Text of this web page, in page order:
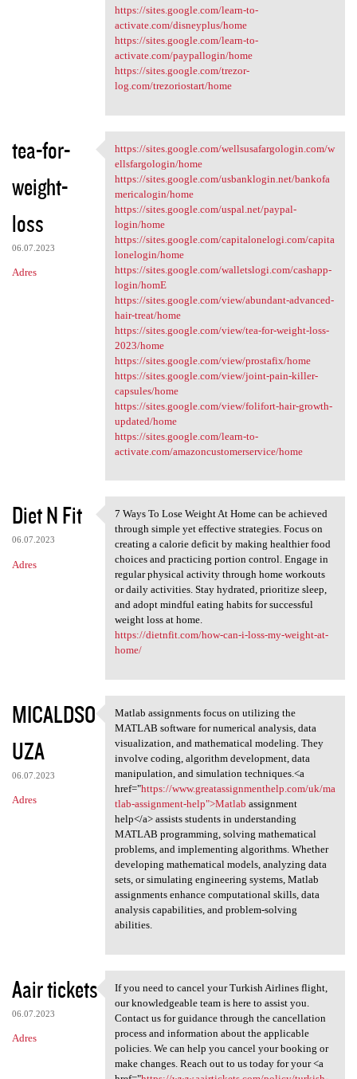
https://sites.google.com/learn-to-
activate.com/disneyplus/home
https://sites.google.com/learn-to-
activate.com/paypallogin/home
https://sites.google.com/trezor-
log.com/trezoriostart/home
tea-for-
weight-
loss
06.07.2023
Adres
https://sites.google.com
https://sites.google.com/wellsusafargologin.com/w
ellsfargologin/home
https://sites.google.com/usbanklogin.net/bankofa
mericalogin/home
https://sites.google.com/uspal.net/paypal-
login/home
https://sites.google.com/capitalonelogi.com/capita
lonelogin/home
https://sites.google.com/walletslogi.com/cashapp-
login/homE
https://sites.google.com/view/abundant-advanced-
hair-treat/home
https://sites.google.com/view/tea-for-weight-loss-
2023/home
https://sites.google.com/view/prostafix/home
https://sites.google.com/view/joint-pain-killer-
capsules/home
https://sites.google.com/view/folifort-hair-growth-
updated/home
https://sites.google.com/learn-to-
activate.com/amazoncustomerservice/home
Diet N Fit
06.07.2023
Adres
7 Ways To Lose Weight At Home
7 Ways To Lose Weight At Home can be achieved
through simple yet effective strategies. Focus on
creating a calorie deficit by making healthier food
choices and practicing portion control. Engage in
regular physical activity through home workouts
or daily activities. Stay hydrated, prioritize sleep,
and adopt mindful eating habits for successful
weight loss at home.
https://dietnfit.com/how-can-i-loss-my-weight-at-
home/
MICALDSO
UZA
06.07.2023
Adres
Matlab assignments focus on
Matlab assignments focus on utilizing the
MATLAB software for numerical analysis, data
visualization, and mathematical modeling. They
involve coding, algorithm development, data
manipulation, and simulation techniques.<a
href="https://www.greatassignmenthelp.com/uk/ma
tlab-assignment-help">Matlab assignment
help</a> assists students in understanding
MATLAB programming, solving mathematical
problems, and implementing algorithms. Whether
developing mathematical models, analyzing data
sets, or simulating engineering systems, Matlab
assignments enhance computational skills, data
analysis capabilities, and problem-solving
abilities.
Aair tickets
06.07.2023
Adres
If you need to cancel your
If you need to cancel your Turkish Airlines flight,
our knowledgeable team is here to assist you.
Contact us for guidance through the cancellation
process and information about the applicable
policies. We can help you cancel your booking or
make changes. Reach out to us today for your <a